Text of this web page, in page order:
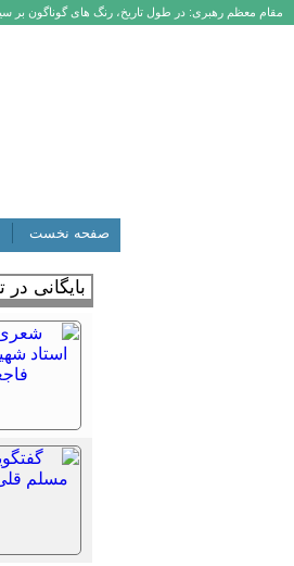
مقام معظم رهبری: در طول تاریخ، رنگ های گوناگون بر
صفحه نخست
بایگانی در